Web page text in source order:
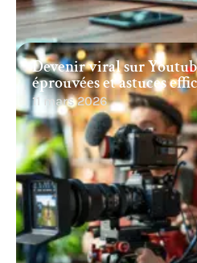
Devenir viral sur
éprouvées et astuces
11 mars 2026